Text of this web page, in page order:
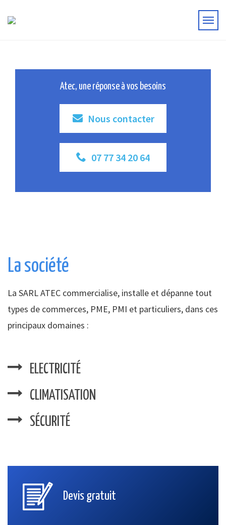
Atec, une réponse à vos besoins
Nous contacter
07 77 34 20 64
La société
La SARL ATEC commercialise, installe et dépanne tout
types de commerces, PME, PMI et particuliers, dans ces
principaux domaines :
ELECTRICITÉ
CLIMATISATION
SÉCURITÉ
Devis gratuit